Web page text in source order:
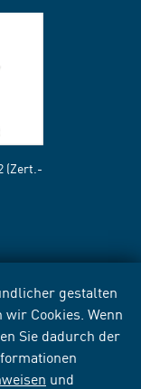
gestalten
Cookies. Wenn
Sie dadurch der
und
(Zert.-